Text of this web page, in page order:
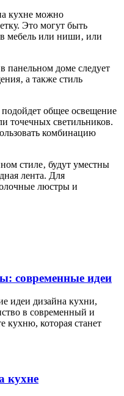
кухне можно
Это могут быть
мебель или ниши‚ или
панельном доме следует
а также стиль
общее освещение
точечных светильников.
комбинацию
стиле‚ будут уместны
лента. Для
люстры и
современные идеи
идеи дизайна кухни,
в современный и
кухню, которая станет
кухне